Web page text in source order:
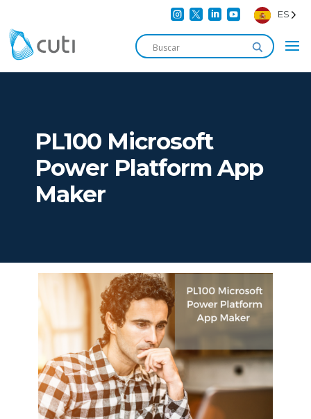
    ES
PL100 Microsoft
Power Platform App
Maker